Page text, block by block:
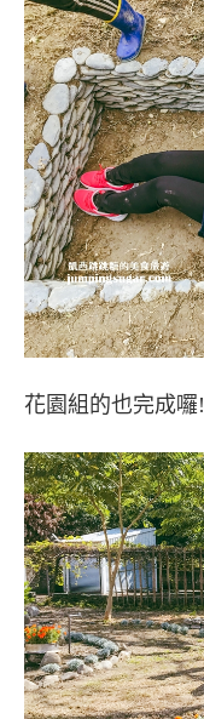
花園組的也完成囉!